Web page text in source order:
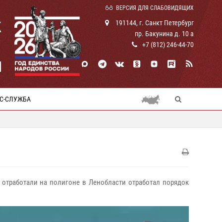
ВЕРСИЯ ДЛЯ СЛАБОВИДЯЩИХ
191144, г. Санкт Петербург
пр. Бакунина д. 10 а
+7 (812) 246-44-70
СЛУЖБА
на полигоне в Ленобласти отработал порядок